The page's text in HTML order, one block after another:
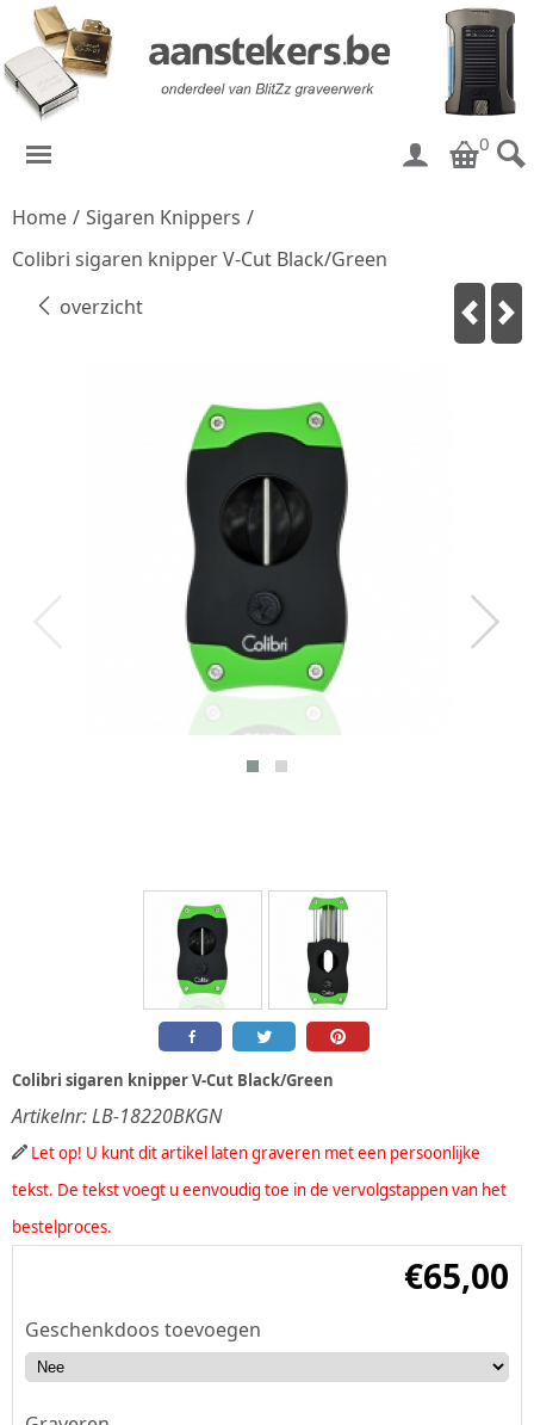
0
Home / Sigaren Knippers /
Colibri sigaren knipper V-Cut Black/Green
overzicht
Colibri sigaren knipper V-Cut Black/Green
Artikelnr:LB-18220BKGN
Let op! U kunt dit artikel laten graveren met een persoonlijke
tekst. De tekst voegt u eenvoudig toe in de vervolgstappen van het
bestelproces.
€65,00
Geschenkdoos toevoegen